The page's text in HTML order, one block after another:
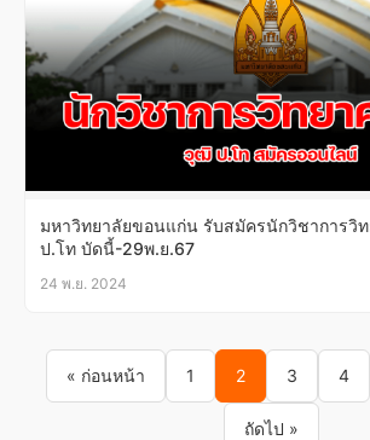
มหาวิทยาลัยขอนแก่น รับสมัครนักวิชาการวิ
ป.โท บัดนี้-29พ.ย.67
24 พ.ย. 2024
Posts pagination
« ก่อนหน้า 1 2 3 4
ถัดไป »